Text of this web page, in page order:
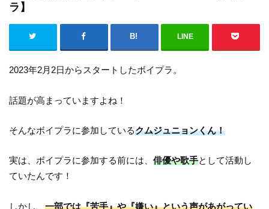
ラ】
LINE
2023年2月2日からスタートしたボイプラ。
話題が高まっていますよね！
そんなボイプラに参加しているクムジュニョンくん！
実は、ボイプラに参加する前には、俳優や歌手として活動し
ていたんです！
しかし、一部では『苦手』や『嫌い』という声があがってい